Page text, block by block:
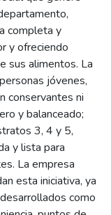
completa y
y ofreciendo
sus alimentos. La
jóvenes,
conservantes ni
y balanceado;
3, 4 y 5,
y lista para
La empresa
esta iniciativa, ya
como